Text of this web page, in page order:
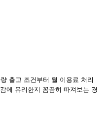
출고 조건부터 월 이용료 처리
에 유리한지 꼼꼼히 따져보는 경